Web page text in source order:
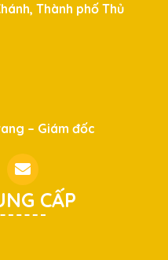
Thành phố Thủ
– Giám đốc
CẤP